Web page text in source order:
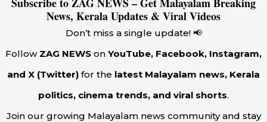
News, Kerala Updates & Viral Videos
Don’t miss a single update! 📢
Follow ZAG NEWS on YouTube, Facebook, Instagram,
and X (Twitter) for the latest Malayalam news, Kerala
politics, cinema trends, and viral shorts.
Join our growing Malayalam news community and stay